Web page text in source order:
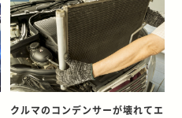
クルマのコンデンサーが壊れてエ